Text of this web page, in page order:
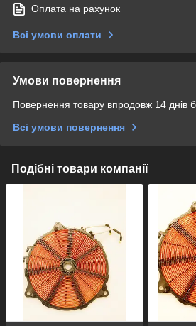
Оплата на рахунок
Всі умови оплати
Умови повернення
Повернення товару впродовж 14 днів
Всі умови повернення
Подібні товари компанії